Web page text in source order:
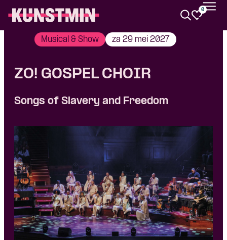
Skip navigatie
0
Musical & Show za 29 mei 2027
ZO! GOSPEL CHOIR
Songs of Slavery and Freedom